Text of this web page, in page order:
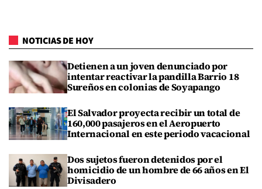
NOTICIAS DE HOY
Detienen a un joven denunciado por
intentar reactivar la pandilla Barrio 18
Sureños en colonias de Soyapango
El Salvador proyecta recibir un total de
160,000 pasajeros en el Aeropuerto
Internacional en este periodo vacacional
Dos sujetos fueron detenidos por el
homicidio de un hombre de 66 años en El
Divisadero